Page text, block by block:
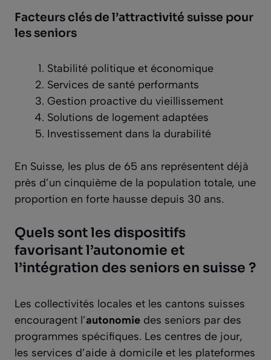
Facteurs clés de l’attractivité suisse pour
les seniors
Stabilité politique et économique
Services de santé performants
Gestion proactive du vieillissement
Solutions de logement adaptées
Investissement dans la durabilité
En Suisse, les plus de 65 ans représentent déjà
près d’un cinquième de la population totale, une
proportion en forte hausse depuis 30 ans.
Quels sont les dispositifs
favorisant l’autonomie et
l’intégration des seniors en suisse ?
Les collectivités locales et les cantons suisses
encouragent l’autonomie des seniors par des
programmes spécifiques. Les centres de jour,
les services d’aide à domicile et les plateformes